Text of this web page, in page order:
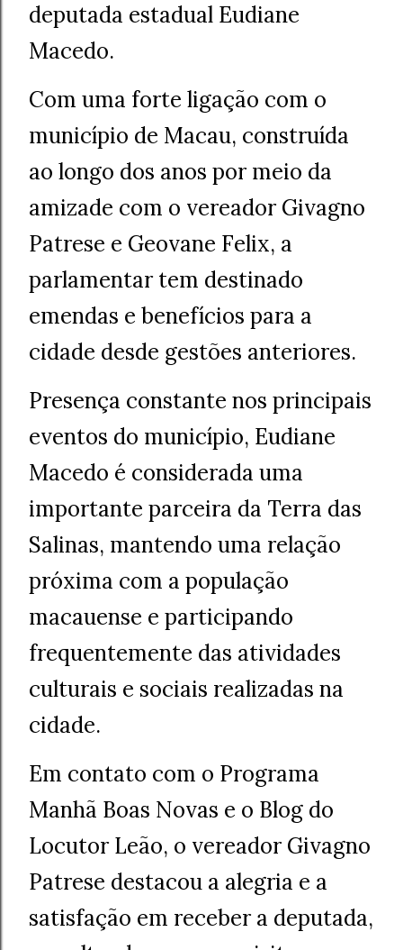
deputada estadual Eudiane
Macedo.
Com uma forte ligação com o
município de Macau, construída
ao longo dos anos por meio da
amizade com o vereador Givagno
Patrese e Geovane Felix, a
parlamentar tem destinado
emendas e benefícios para a
cidade desde gestões anteriores.
Presença constante nos principais
eventos do município, Eudiane
Macedo é considerada uma
importante parceira da Terra das
Salinas, mantendo uma relação
próxima com a população
macauense e participando
frequentemente das atividades
culturais e sociais realizadas na
cidade.
Em contato com o Programa
Manhã Boas Novas e o Blog do
Locutor Leão, o vereador Givagno
Patrese destacou a alegria e a
satisfação em receber a deputada,